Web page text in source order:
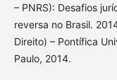
– PNRS): Desafios
reversa no Brasil.
Direito) – Pontífica
Paulo, 2014.